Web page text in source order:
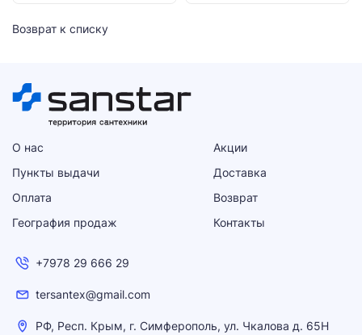
Возврат к списку
О нас
Акции
Пункты выдачи
Доставка
Оплата
Возврат
География продаж
Контакты
+7978 29 666 29
tersantex@gmail.com
РФ, Респ. Крым, г. Симферополь, ул. Чкалова д. 65Н